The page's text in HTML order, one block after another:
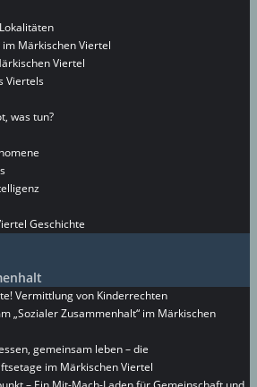
Märkischen Viertel
Viertel
Viertels
was tun?
Geschichte
Vermittlung von Kinderrechten
„Sozialer Zusammenhalt“ im Märkischen
gemeinsam leben – die
im Märkischen Viertel